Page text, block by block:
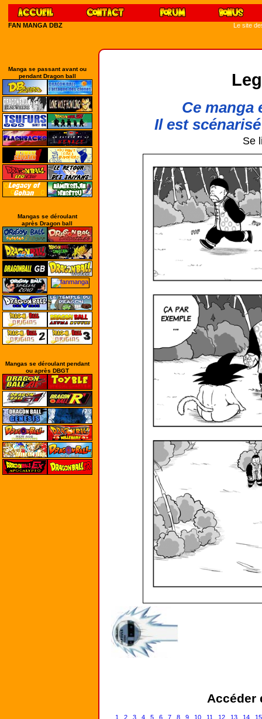
FAN MANGA DBZ Le site
Manga se passant avant ou
pendant Dragon ball
Mangas se déroulant
après Dragon ball
Mangas se déroulant pendant
ou après DBGT
Ce manga
Il est
Se
Accéder
1 2 3 4 5 6 7 8 9 10 11 12 13 14 15